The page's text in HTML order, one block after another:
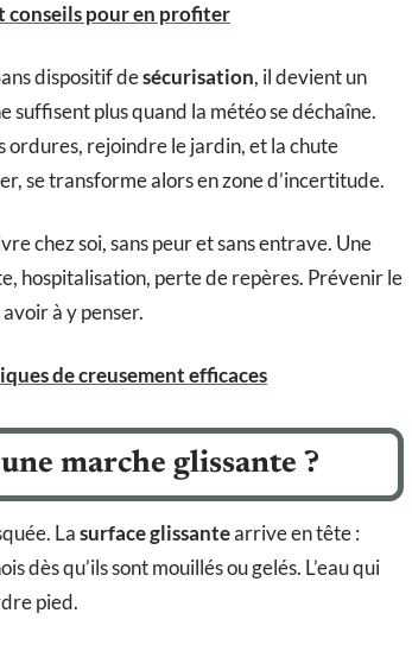
conseils pour en profiter
dispositif desécurisation, il devient un
plus quand la météo se déchaîne.
ordures, rejoindre le jardin, et la chute
se transforme alors en zone d’incertitude.
chez soi, sans peur et sans entrave. Une
hospitalisation, perte de repères. Prévenir le
à y penser.
de creusement efficaces
marche glissante ?
Lasurface glissantearrive en tête :
qu’ils sont mouillés ou gelés. L’eau qui
pied.